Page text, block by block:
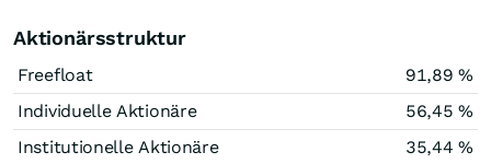
Aktionärsstruktur
Freefloat
91,89 %
Individuelle Aktionäre
56,45 %
Institutionelle Aktionäre
35,44 %